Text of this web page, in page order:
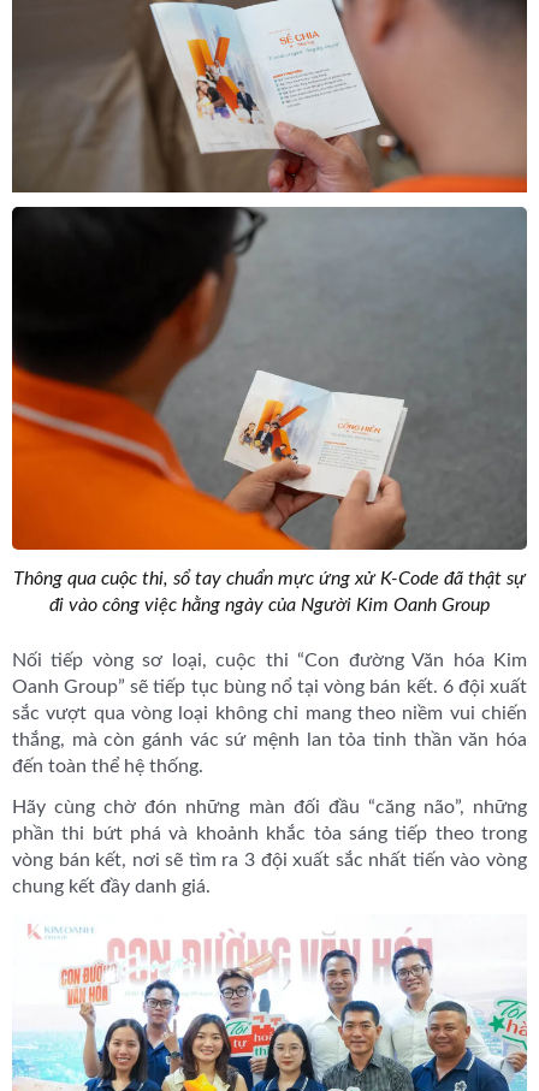
Thông qua cuộc thi, sổ tay chuẩn mực ứng xử K-Code đã thật sự
đi vào công việc hằng ngày của Người Kim Oanh Group
Nối tiếp vòng sơ loại, cuộc thi “Con đường Văn hóa Kim
Oanh Group” sẽ tiếp tục bùng nổ tại vòng bán kết. 6 đội xuất
sắc vượt qua vòng loại không chỉ mang theo niềm vui chiến
thắng, mà còn gánh vác sứ mệnh lan tỏa tinh thần văn hóa
đến toàn thể hệ thống.
Hãy cùng chờ đón những màn đối đầu “căng não”, những
phần thi bứt phá và khoảnh khắc tỏa sáng tiếp theo trong
vòng bán kết, nơi sẽ tìm ra 3 đội xuất sắc nhất tiến vào vòng
chung kết đầy danh giá.